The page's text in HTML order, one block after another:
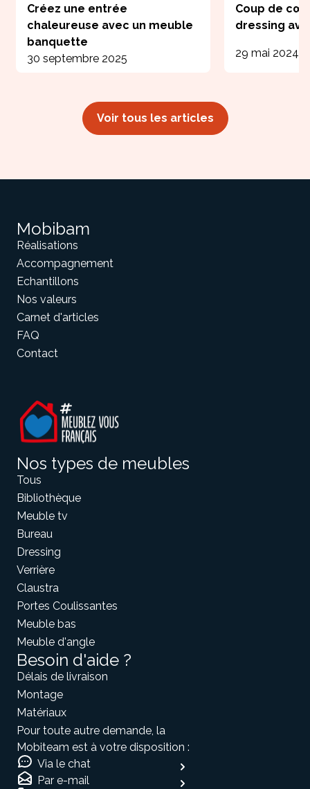
Créez une entrée
chaleureuse avec un meuble
banquette
30 septembre 2025
Coup de
dressing
29 mai 2024
Voir tous les articles
Mobibam
Réalisations
Accompagnement
Echantillons
Nos valeurs
Carnet d'articles
FAQ
Contact
Nos types de meubles
Tous
Bibliothèque
Meuble tv
Bureau
Dressing
Verrière
Claustra
Portes Coulissantes
Meuble bas
Meuble d'angle
Besoin d'aide ?
Délais de livraison
Montage
Matériaux
Pour toute autre demande, la
Mobiteam est à votre disposition :
Via le chat
Par e-mail